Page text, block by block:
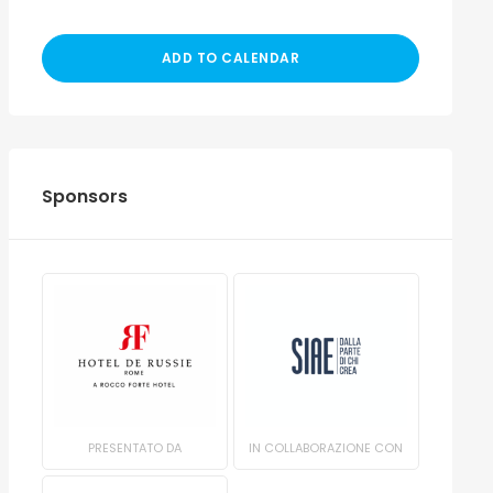
ADD TO CALENDAR
Sponsors
PRESENTATO DA IN COLLABORAZIONE CON